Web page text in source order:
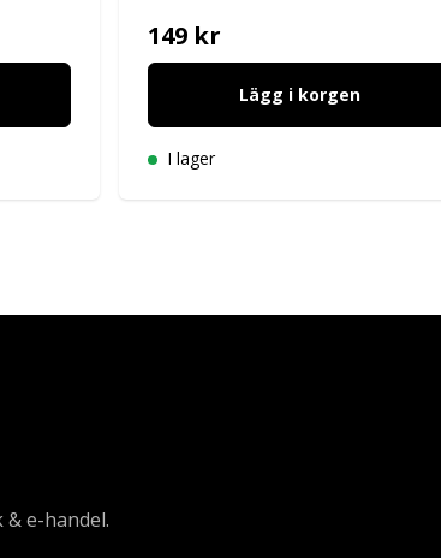
149 kr
Lägg i korgen
I lager
e-handel.